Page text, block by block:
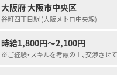
大阪府 大阪市中央区
谷町四丁目駅 (大阪メトロ中央線)
時給1,800円～2,100円
※ご経験・スキルを考慮の上、交渉させ